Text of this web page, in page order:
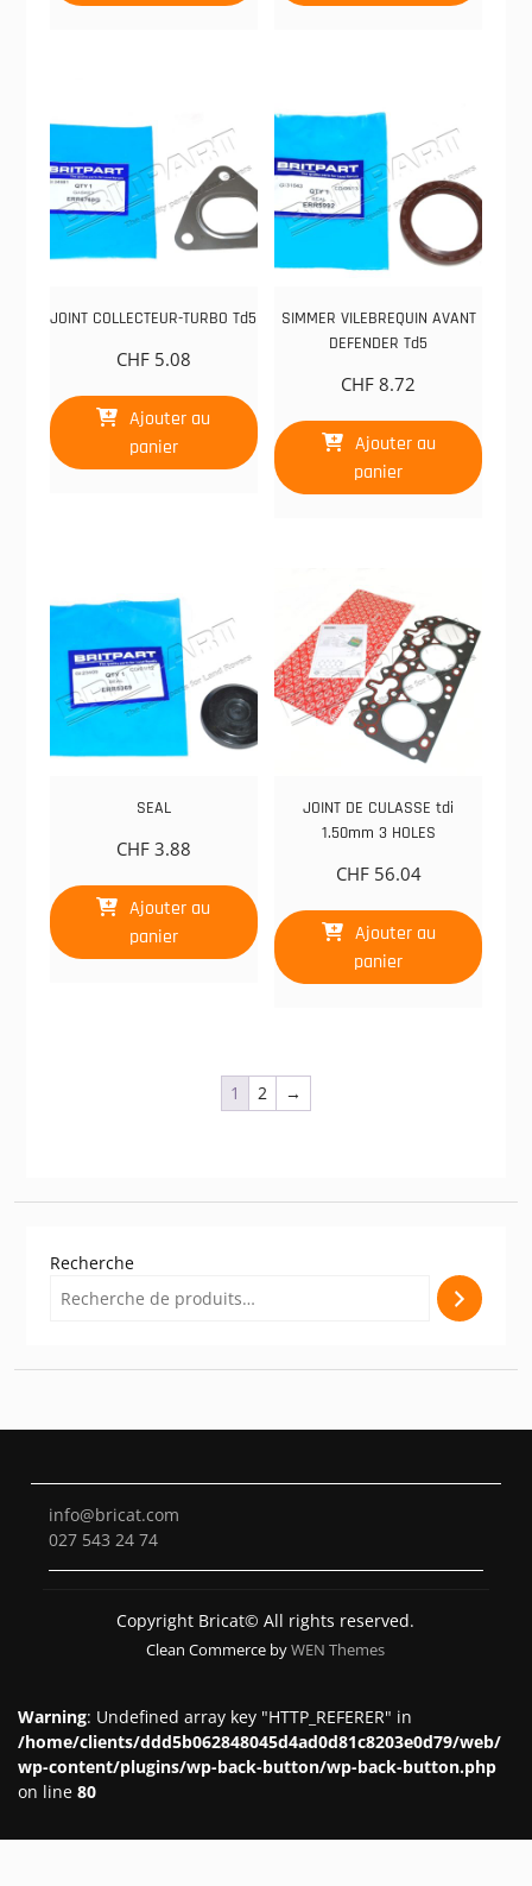
JOINT COLLECTEUR-TURBO Td5
CHF5.08
Ajouter au
panier
SIMMER VILEBREQUIN AVANT
DEFENDER Td5
CHF 8.72
Ajouter au
panier
SEAL
CHF3.88
Ajouter au
panier
JOINT DE CULASSE tdi
1.50mm 3 HOLES
CHF56.04
Ajouter au
panier
1 2 →
Recherche
info@bricat.com
027 543 24 74
Copyright Bricat© All rights reserved.
Clean Commerce byWEN Themes
Warning: Undefined array key "HTTP_REFERER" in
/home/clients/ddd5b062848045d4ad0d81c8203e0d79/web/
wp-content/plugins/wp-back-button/wp-back-button.php
on line 80